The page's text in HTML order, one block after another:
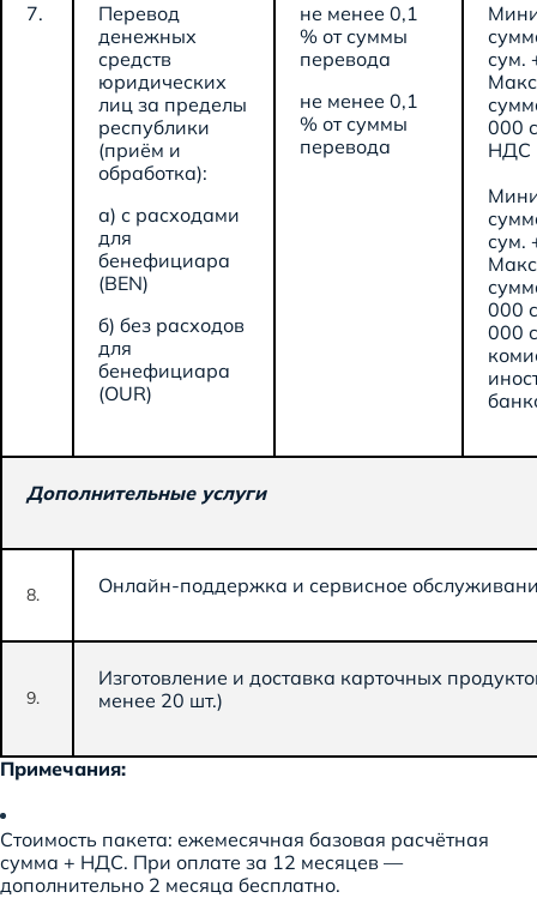
7.
Перевод
денежных
средств
юридических
лиц за пределы
республики
(приём и
обработка):
а) с расходами
для
бенефициара
(BEN)
б) без расходов
для
бенефициара
(OUR)
не менее 0,1
% от суммы
перевода
не менее 0,1
% от суммы
перевода
сум.
000
НДС
сум.
000
000
Дополнительные услуги
8. Онлайн-поддержка и сервисное
9.
Изготовление и доставка карточных
менее 20 шт.)
Примечания:
Стоимость пакета: ежемесячная базовая расчётная
сумма + НДС. При оплате за 12 месяцев —
дополнительно 2 месяца бесплатно.